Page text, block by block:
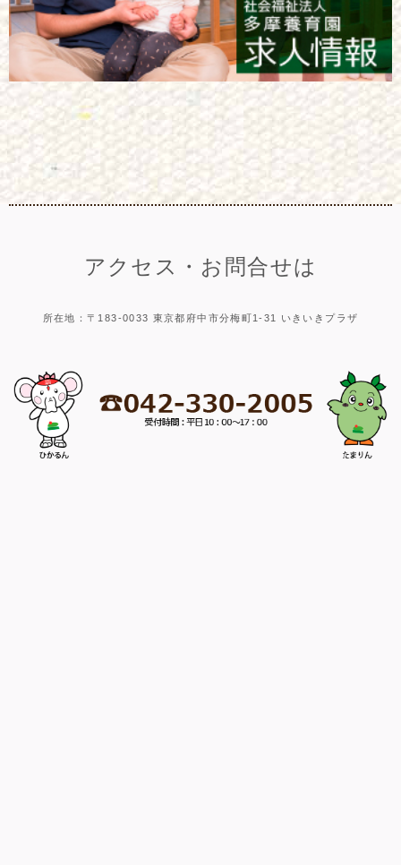
アクセス・お問合せは
所在地：〒183-0033 東京都府中市分梅町1-31 いきいきプラザ